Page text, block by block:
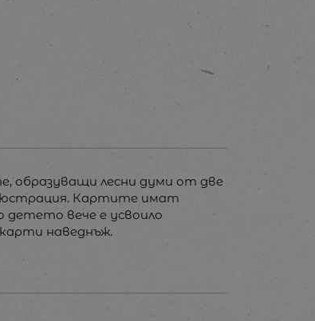
образуващи лесни думи от две
Картите имат
детето вече е усвоило
наведнъж.